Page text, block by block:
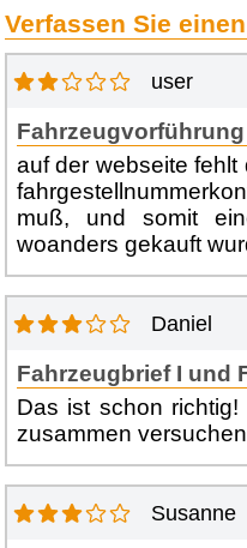
Verfassen Sie
user
Fahrzeugvorführung
auf der webseite
muß, und somit
woanders gekauft
Daniel
Fahrzeugbrief I und
Das ist schon
zusammen
Susanne